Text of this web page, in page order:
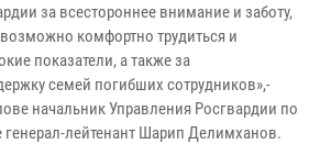
за всестороннее внимание и заботу,
комфортно трудиться и
показатели, а также за
семей погибших сотрудников»,-
начальник Управления Росгвардии по
генерал-лейтенант Шарип Делимханов.